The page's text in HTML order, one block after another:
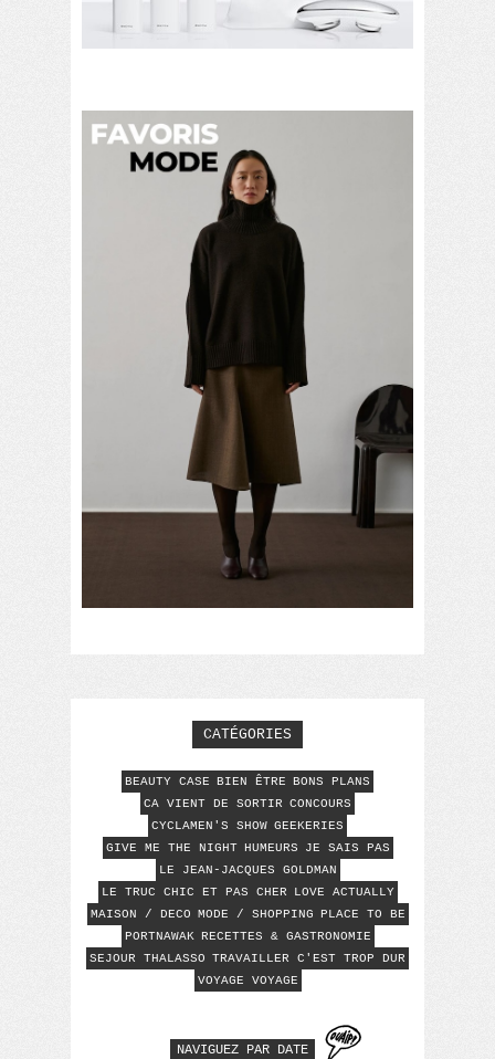
CATÉGORIES
BEAUTY CASE BIEN ÊTRE BONS PLANS
CA VIENT DE SORTIR CONCOURS
CYCLAMEN'S SHOW GEEKERIES
GIVE ME THE NIGHT HUMEURS
JE SAIS PAS
LE JEAN-JACQUES GOLDMAN
LE TRUC CHIC ET PAS CHER
LOVE ACTUALLY
MAISON / DECO MODE / SHOPPING PLACE TO BE
PORTNAWAK RECETTES & GASTRONOMIE
SEJOUR THALASSO TRAVAILLER C'EST TROP DUR
VOYAGE VOYAGE
NAVIGUEZ PAR DATE